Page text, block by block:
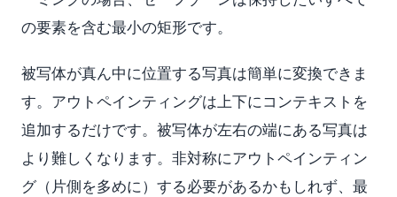
の要素を含む最小の矩形です。
被写体が真ん中に位置する写真は簡単に変換できま
す。アウトペインティングは上下にコンテキストを
追加するだけです。被写体が左右の端にある写真は
より難しくなります。非対称にアウトペインティン
グ（片側を多めに）する必要があるかもしれず、最